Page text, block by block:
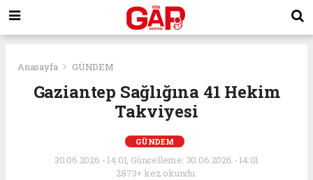
Anasayfa GÜNDEM
Gaziantep Sağlığına 41 Hekim
Takviyesi
GÜNDEM
30.06.2026 - 14:01, Güncelleme: 30.06.2026 - 14:01
2873+ kez okundu.